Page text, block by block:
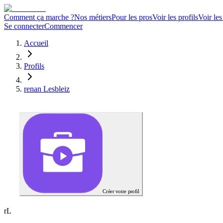
Comment ça marche ?Nos métiersPour les prosVoir les profilsVoir
Se connecterCommencer
Accueil
Profils
renan Lesbleiz
Créer votre profil
rL